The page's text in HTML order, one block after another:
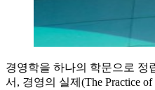
경영학을 하나의 학문으로 정
서, 경영의 실제(The Practice